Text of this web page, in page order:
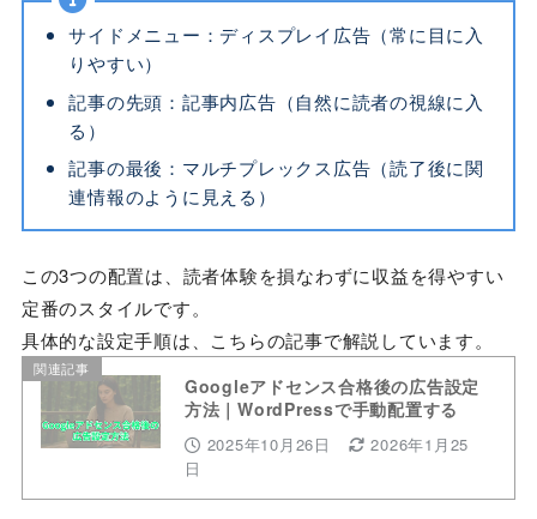
サイドメニュー：ディスプレイ広告（常に目に入
りやすい）
記事の先頭：記事内広告（自然に読者の視線に入
る）
記事の最後：マルチプレックス広告（読了後に関
連情報のように見える）
この3つの配置は、読者体験を損なわずに収益を得やすい
定番のスタイルです。
具体的な設定手順は、こちらの記事で解説しています。
関連記事
Googleアドセンス合格後の広告設定
方法｜WordPressで手動配置する
2025年10月26日
2026年1月25
日